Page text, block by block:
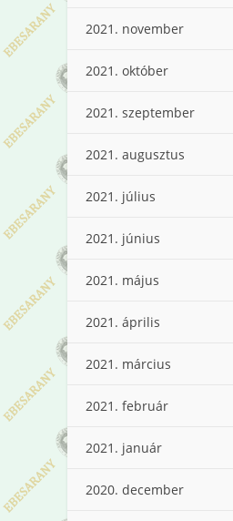
2021. november
2021. október
2021. szeptember
2021. augusztus
2021. július
2021. június
2021. május
2021. április
2021. március
2021. február
2021. január
2020. december